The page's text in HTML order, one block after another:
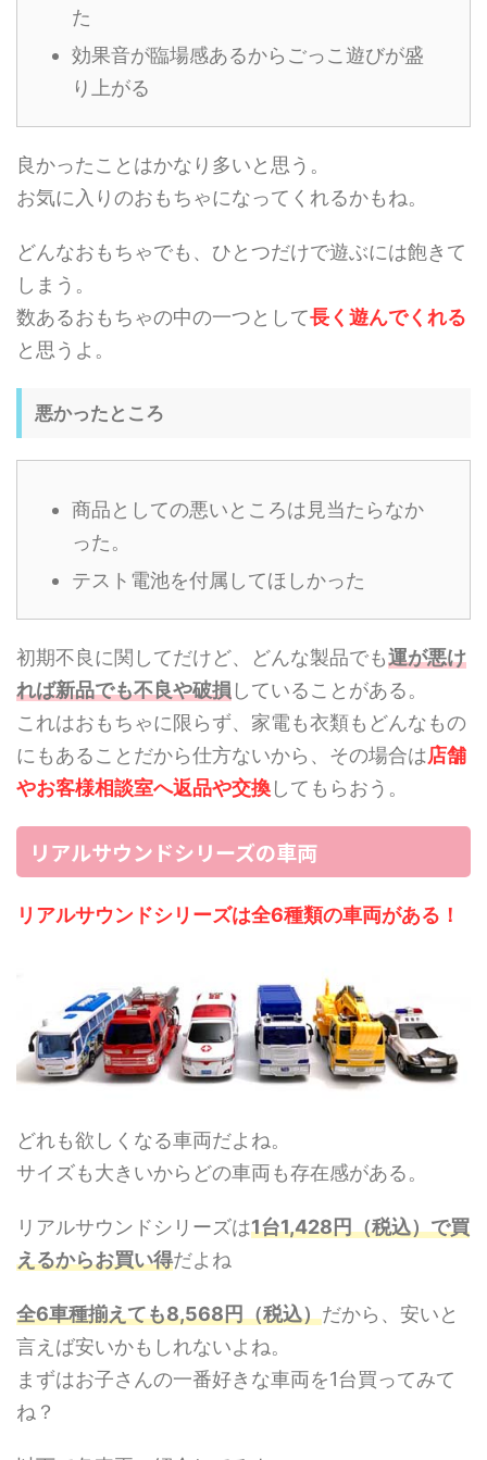
た
効果音が臨場感あるからごっこ遊びが盛
り上がる
良かったことはかなり多いと思う。
お気に入りのおもちゃになってくれるかもね。
どんなおもちゃでも、ひとつだけで遊ぶには飽きて
しまう。
数あるおもちゃの中の一つとして長く遊んでくれる
と思うよ。
悪かったところ
商品としての悪いところは見当たらなか
った。
テスト電池を付属してほしかった
初期不良に関してだけど、どんな製品でも運が悪け
れば新品でも不良や破損していることがある。
これはおもちゃに限らず、家電も衣類もどんなもの
にもあることだから仕方ないから、その場合は店舗
やお客様相談室へ返品や交換してもらおう。
リアルサウンドシリーズの車両
リアルサウンドシリーズは全6種類の車両がある！
どれも欲しくなる車両だよね。
サイズも大きいからどの車両も存在感がある。
リアルサウンドシリーズは1台1,428円（税込）で買
えるからお買い得だよね
全6車種揃えても8,568円（税込）だから、安いと
言えば安いかもしれないよね。
まずはお子さんの一番好きな車両を1台買ってみて
ね？